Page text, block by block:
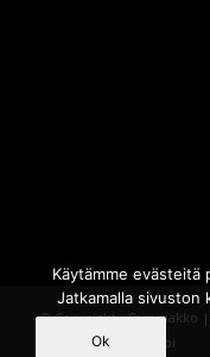
© Copyright - Sammakko |
Powered by
iQWebbi
Käytämme evästeitä
Jatkamalla sivuston
Ok